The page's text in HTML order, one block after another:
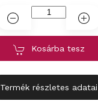
Kosárba tesz
Termék részletes adatai